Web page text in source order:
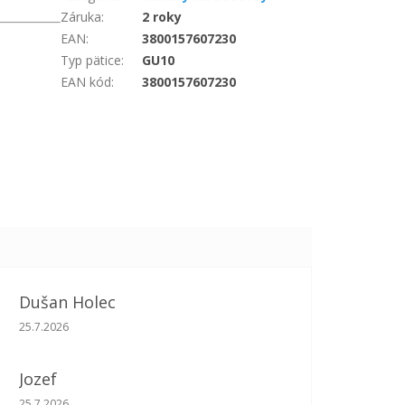
Záruka:
2 roky
EAN:
3800157607230
Typ pätice:
GU10
EAN kód: 3800157607230
Dušan Holec
Hodnotenie obchodu je 5 z 5 hviezdičiek.
25.7.2026
Jozef
Hodnotenie obchodu je 5 z 5 hviezdičiek.